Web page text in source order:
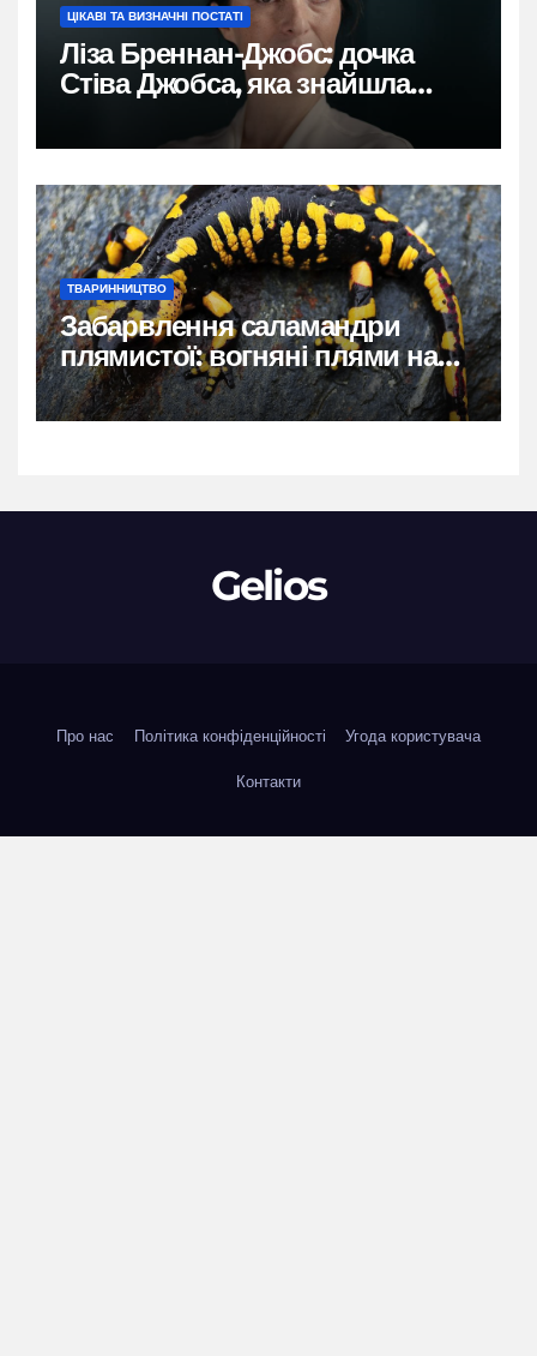
ЦІКАВІ ТА ВИЗНАЧНІ ПОСТАТІ
Ліза Бреннан-Джобс: дочка
Стіва Джобса, яка знайшла
власний голос
ТВАРИННИЦТВО
Забарвлення саламандри
плямистої: вогняні плями на
чорному тлі
Gelios
Про нас Політика конфіденційності Угода користувача
Контакти